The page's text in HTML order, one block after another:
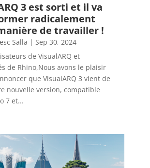
3 est sorti et il va
radicalement
de travailler !
Salla |Sep 30, 2024
de VisualARQ et
de Rhino,Nous avons le plaisir
que VisualARQ 3 vient de
nouvelle version, compatible
7 et...